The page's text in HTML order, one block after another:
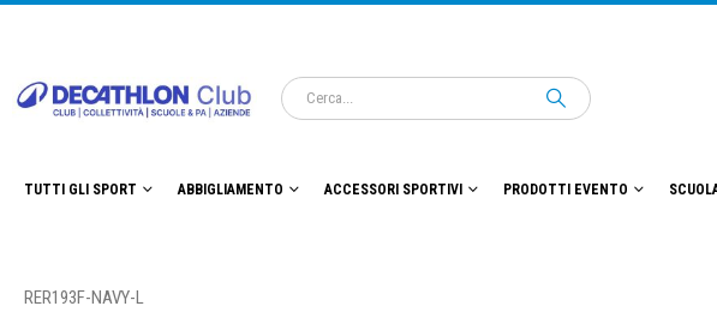
TUTTI GLI SPORT ABBIGLIAMENTO ACCESSORI SPORTIVI PRODOTTI EVENTO
RER193F-NAVY-L